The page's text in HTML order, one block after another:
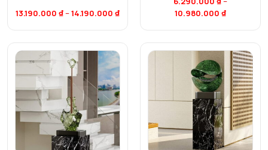
13.190.000 ₫–14.190.000 ₫
10.980.000 ₫